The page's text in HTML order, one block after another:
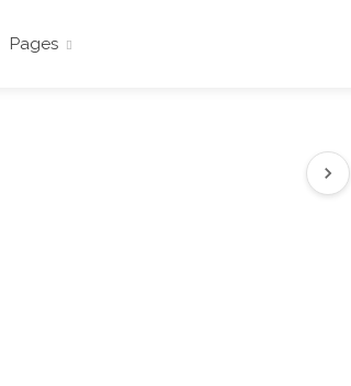
Pages